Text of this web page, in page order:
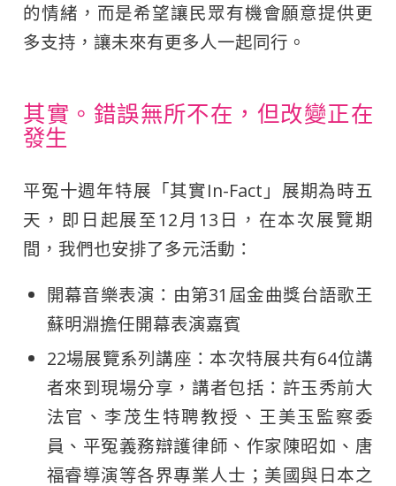
的情緒，而是希望讓民眾有機會願意提供更
多支持，讓未來有更多人一起同行。
其實。錯誤無所不在，但改變正在
發生
平冤十週年特展「其實In-Fact」展期為時五
天，即日起展至12月13日，在本次展覽期
間，我們也安排了多元活動：
開幕音樂表演：由第31屆金曲獎台語歌王
蘇明淵擔任開幕表演嘉賓
22場展覽系列講座：本次特展共有64位講
者來到現場分享，講者包括：許玉秀前大
法官、李茂生特聘教授、王美玉監察委
員、平冤義務辯護律師、作家陳昭如、唐
福睿導演等各界專業人士；美國與日本之